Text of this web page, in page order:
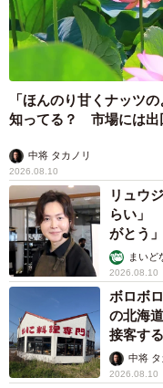
「ほんのり甘くナッツ
知ってる？ 市場には出
中将 タカノリ
2026.08.10
リュウ
らい」
がとう
まいど
2026.08.10
ボロボ
の北海
接客す
中将 タ
2026.08.10